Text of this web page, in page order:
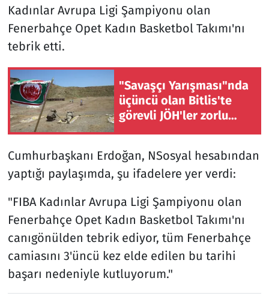
Kadınlar Avrupa Ligi Şampiyonu olan
Fenerbahçe Opet Kadın Basketbol Takımı'nı
tebrik etti.
"Savaşçı Yarışması"nda
üçüncü olan Bitlis'te
görevli JÖH'ler zorlu
Cumhurbaşkanı Erdoğan, NSosyal hesabından
yaptığı paylaşımda, şu ifadelere yer verdi:
"FIBA Kadınlar Avrupa Ligi Şampiyonu olan
Fenerbahçe Opet Kadın Basketbol Takımı'nı
canıgönülden tebrik ediyor, tüm Fenerbahçe
camiasını 3'üncü kez elde edilen bu tarihi
başarı nedeniyle kutluyorum."
Spor
Teknoloji ve Bilim
Televizyon